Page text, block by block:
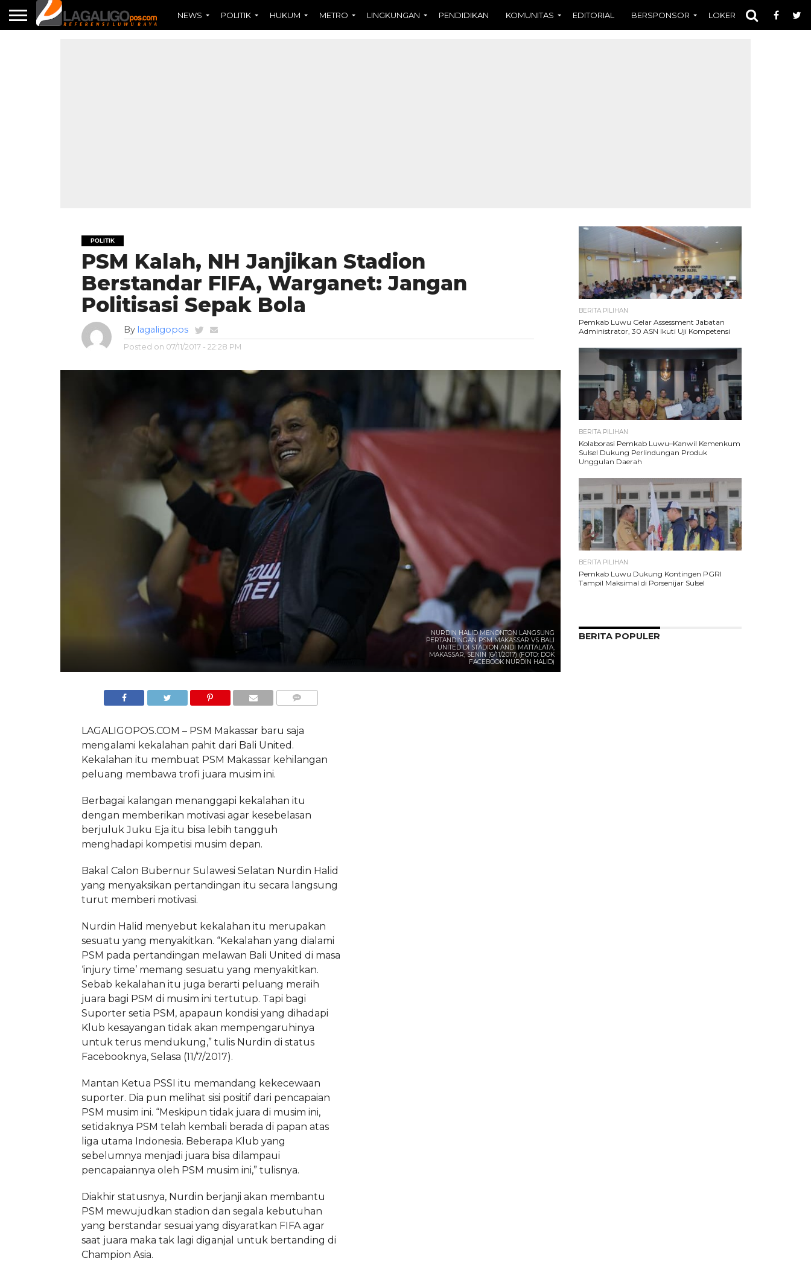
NEWS POLITIK HUKUM METRO LINGKUNGAN PENDIDIKAN KOMUNITAS EDITORIAL BERSPONSOR LOKER OPINI
POLITIK
PSM Kalah, NH Janjikan Stadion
Berstandar FIFA, Warganet: Jangan
Politisasi Sepak Bola
By lagaligopos
Posted on 07/11/2017 - 22:28 PM
NURDIN HALID MENONTON LANGSUNG
PERTANDINGAN PSM MAKASSAR VS BALI
UNITED DI STADION ANDI MATTALATA,
MAKASSAR, SENIN (6/11/2017) (FOTO: DOK
FACEBOOK NURDIN HALID)
LAGALIGOPOS.COM – PSM Makassar baru saja
mengalami kekalahan pahit dari Bali United.
Kekalahan itu membuat PSM Makassar kehilangan
peluang membawa trofi juara musim ini.
Berbagai kalangan menanggapi kekalahan itu
dengan memberikan motivasi agar kesebelasan
berjuluk Juku Eja itu bisa lebih tangguh
menghadapi kompetisi musim depan.
Bakal Calon Bubernur Sulawesi Selatan Nurdin Halid
yang menyaksikan pertandingan itu secara langsung
turut memberi motivasi.
Nurdin Halid menyebut kekalahan itu merupakan
sesuatu yang menyakitkan. “Kekalahan yang dialami
PSM pada pertandingan melawan Bali United di masa
‘injury time’ memang sesuatu yang menyakitkan.
Sebab kekalahan itu juga berarti peluang meraih
juara bagi PSM di musim ini tertutup. Tapi bagi
Suporter setia PSM, apapaun kondisi yang dihadapi
Klub kesayangan tidak akan mempengaruhinya
untuk terus mendukung,” tulis Nurdin di status
Facebooknya, Selasa (11/7/2017).
Mantan Ketua PSSI itu memandang kekecewaan
suporter. Dia pun melihat sisi positif dari pencapaian
PSM musim ini. “Meskipun tidak juara di musim ini,
setidaknya PSM telah kembali berada di papan atas
liga utama Indonesia. Beberapa Klub yang
sebelumnya menjadi juara bisa dilampaui
pencapaiannya oleh PSM musim ini,” tulisnya.
Diakhir statusnya, Nurdin berjanji akan membantu
PSM mewujudkan stadion dan segala kebutuhan
yang berstandar sesuai yang disyaratkan FIFA agar
saat juara maka tak lagi diganjal untuk bertanding di
Champion Asia.
BERITA PILIHAN
Pemkab Luwu Gelar Assessment Jabatan
Administrator, 30 ASN Ikuti Uji Kompetensi
BERITA PILIHAN
Kolaborasi Pemkab Luwu–Kanwil Kemenkum
Sulsel Dukung Perlindungan Produk
Unggulan Daerah
BERITA PILIHAN
Pemkab Luwu Dukung Kontingen PGRI
Tampil Maksimal di Porsenijar Sulsel
BERITA POPULER